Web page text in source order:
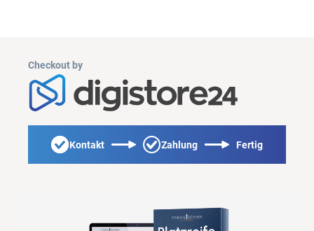
Checkout by
Kontakt Zahlung Fertig